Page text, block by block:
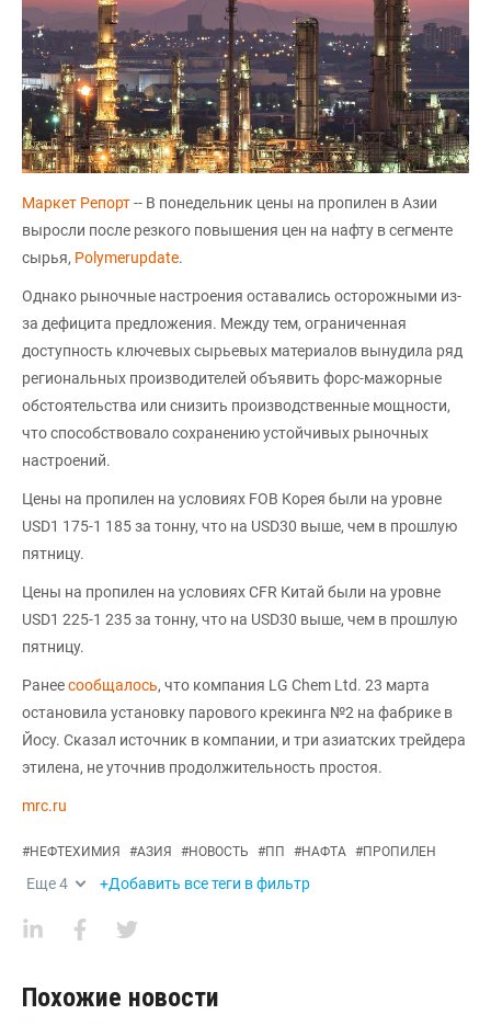
Маркет Репорт-- В понедельник цены на пропилен в Азии
выросли после резкого повышения цен на нафту в сегменте
сырья, Polymerupdate.
Однако рыночные настроения оставались осторожными из-
за дефицита предложения. Между тем, ограниченная
доступность ключевых сырьевых материалов вынудила ряд
региональных производителей объявить форс-мажорные
обстоятельства или снизить производственные мощности,
что способствовало сохранению устойчивых рыночных
настроений.
Цены на пропилен на условиях FOB Корея были на уровне
USD1 175-1 185 за тонну, что на USD30 выше, чем в прошлую
пятницу.
Цены на пропилен на условиях CFR Китай были на уровне
USD1 225-1 235 за тонну, что на USD30 выше, чем в прошлую
пятницу.
Ранеесообщалось, что компания LG Chem Ltd. 23 марта
остановила установку парового крекинга №2 на фабрике в
Йосу. Сказал источник в компании, и три азиатских трейдера
этилена, не уточнив продолжительность простоя.
mrc.ru
#НЕФТЕХИМИЯ #АЗИЯ #НОВОСТЬ #ПП #НАФТА #ПРОПИЛЕН
Еще4 +Добавить все теги в фильтр
Похожие новости